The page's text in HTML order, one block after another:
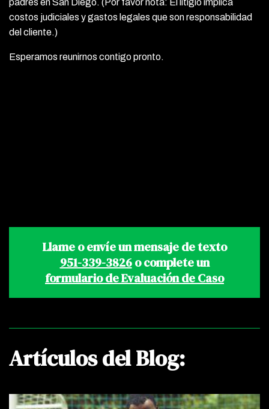
padres en San Diego. (Por favor nota: El litigio implica
costos judiciales y gastos legales que son responsabilidad
del cliente.)
Esperamos reunirnos contigo pronto.
Llame o envíe un mensaje de texto
951-339-3826o complete un
formulario de Evaluación de Caso
Artículos del Blog: